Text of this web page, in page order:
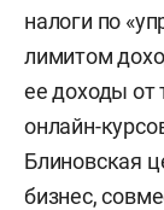
налоги по
лимитом
ее доходы от
онлайн-
Блиновская
бизнес,